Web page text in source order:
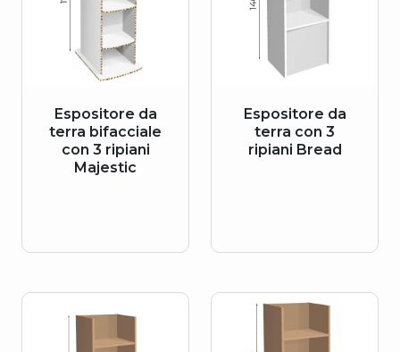
Espositore da
terra bifacciale
con 3 ripiani
Majestic
Espositore da
terra con 3
ripiani Bread